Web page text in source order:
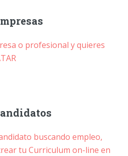
o profesional y quieres
buscando empleo,
tu Curriculum on-line en